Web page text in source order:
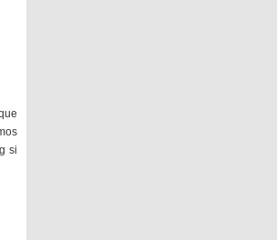
si